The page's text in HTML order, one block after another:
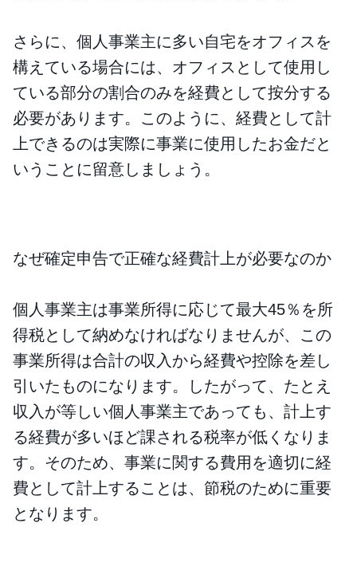
さらに、個人事業主に多い自宅をオフィスを
構えている場合には、オフィスとして使用し
ている部分の割合のみを経費として按分する
必要があります。このように、経費として計
上できるのは実際に事業に使用したお金だと
いうことに留意しましょう。
なぜ確定申告で正確な経費計上が必要なのか
個人事業主は事業所得に応じて最大45％を所
得税として納めなければなりませんが、この
事業所得は合計の収入から経費や控除を差し
引いたものになります。したがって、たとえ
収入が等しい個人事業主であっても、計上す
る経費が多いほど課される税率が低くなりま
す。そのため、事業に関する費用を適切に経
費として計上することは、節税のために重要
となります。